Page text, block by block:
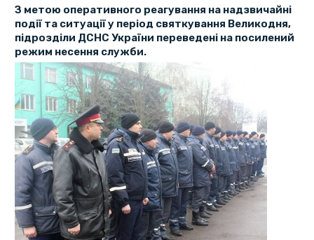
З метою оперативного реагування на надзвичайні
події та ситуації у період святкування Великодня,
підрозділи ДСНС України переведені на посилений
режим несення служби.